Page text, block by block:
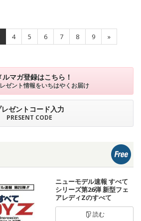
4 5 6 7 8 9 »
ルマガ登録はこちら！
ゼント情報をいちはやくお届け
レゼントコード入力
PRESENT CODE
ニューモデル速報 すべて
シリーズ第26弾 新型フェ
アレディZのすべて
読む